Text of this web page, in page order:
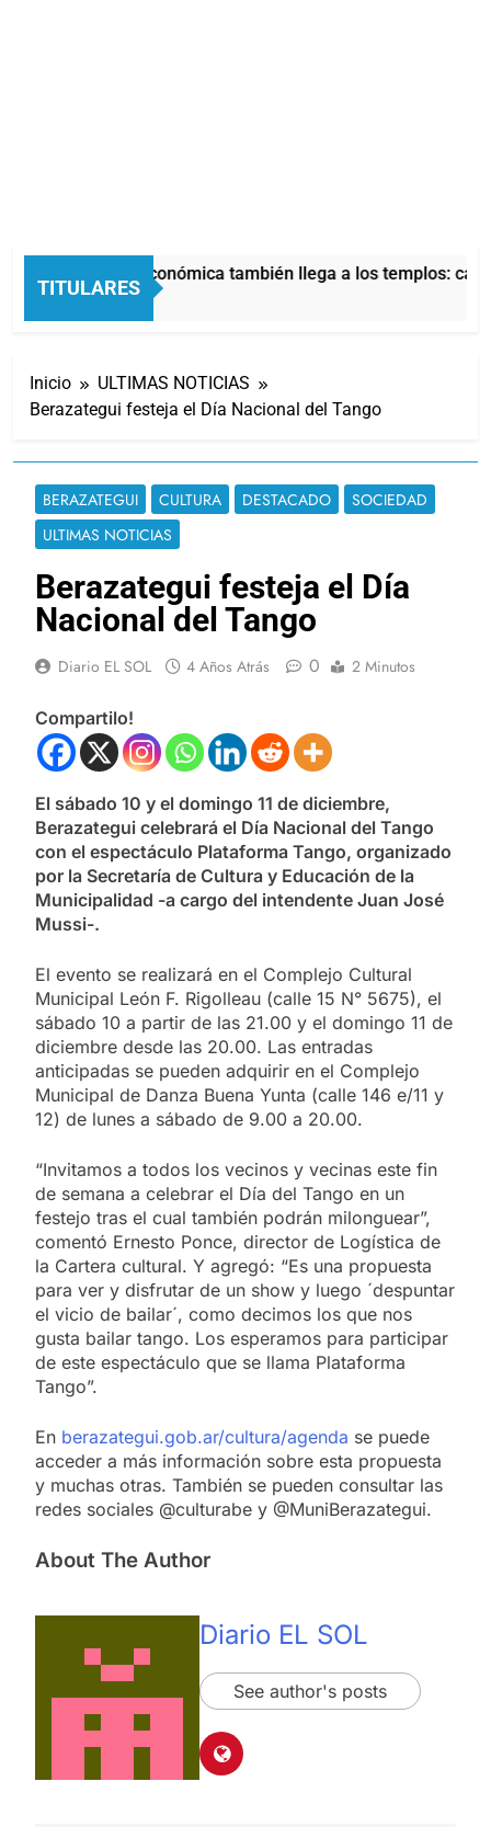
TITULARES
La crisis económica también llega a los templos:
3 Horas Atrás
Inicio
ULTIMAS NOTICIAS
Berazategui festeja el Día Nacional del Tango
BERAZATEGUI CULTURA DESTACADO
SOCIEDAD
ULTIMAS NOTICIAS
Berazategui festeja el Día
Nacional del Tango
Diario EL SOL 4 Años Atrás 0 2 Minutos
Compartilo!
El sábado 10 y el domingo 11 de diciembre,
Berazategui celebrará el Día Nacional del Tango
con el espectáculo Plataforma Tango, organizado
por la Secretaría de Cultura y Educación de la
Municipalidad -a cargo del intendente Juan José
Mussi-.
El evento se realizará en el Complejo Cultural
Municipal León F. Rigolleau (calle 15 N° 5675), el
sábado 10 a partir de las 21.00 y el domingo 11 de
diciembre desde las 20.00. Las entradas
anticipadas se pueden adquirir en el Complejo
Municipal de Danza Buena Yunta (calle 146 e/11 y
12) de lunes a sábado de 9.00 a 20.00.
“Invitamos a todos los vecinos y vecinas este fin
de semana a celebrar el Día del Tango en un
festejo tras el cual también podrán milonguear”,
comentó Ernesto Ponce, director de Logística de
la Cartera cultural. Y agregó: “Es una propuesta
para ver y disfrutar de un show y luego ´despuntar
el vicio de bailar´, como decimos los que nos
gusta bailar tango. Los esperamos para participar
de este espectáculo que se llama Plataforma
Tango”.
En berazategui.gob.ar/cultura/agenda se puede
acceder a más información sobre esta propuesta
y muchas otras. También se pueden consultar las
redes sociales @culturabe y @MuniBerazategui.
About The Author
Diario EL SOL
See author's posts